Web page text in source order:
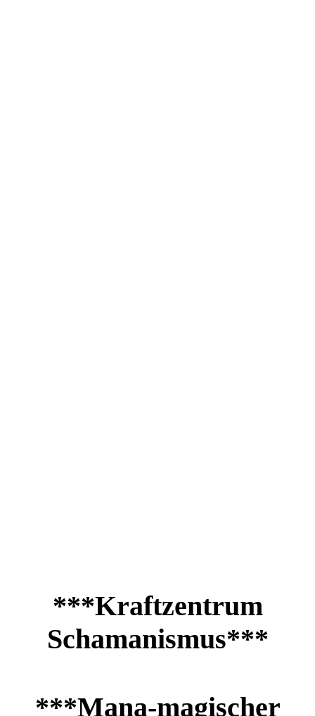
***Kraftzentrum
Schamanismus***
***Mana-magischer